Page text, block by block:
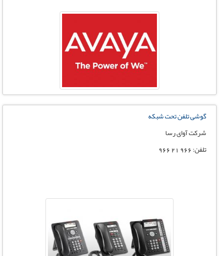
گوشی تلفن تحت شبکه
شرکت آوای رسا
تلفن: 966 21 966